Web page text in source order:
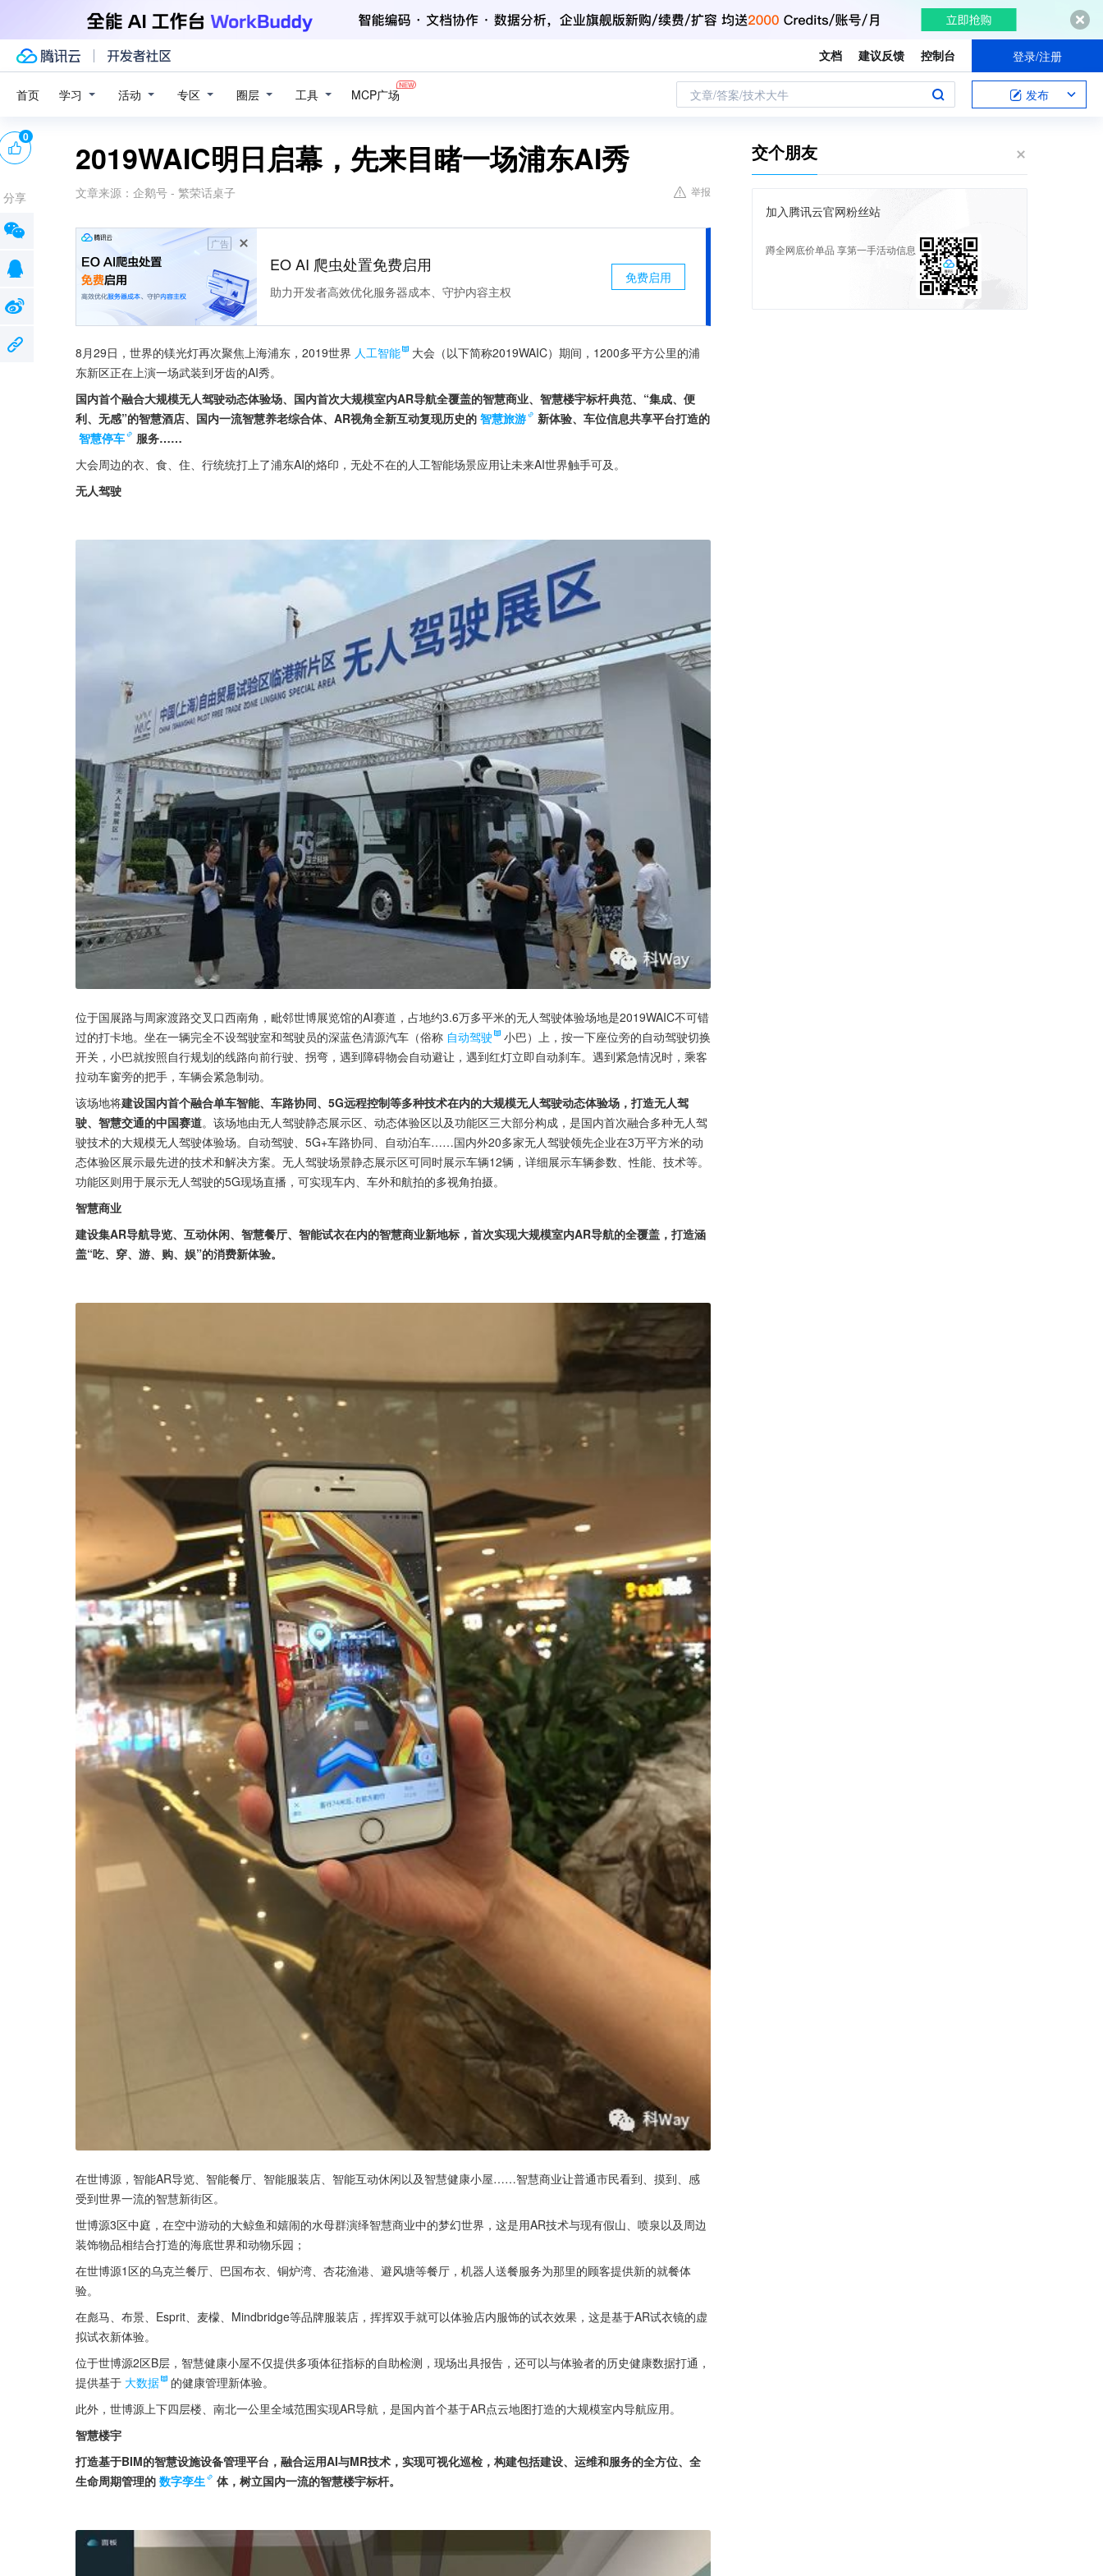
文档 建议反馈 控制台 登录/注册
首页 学习 活动 专区 圈层 工具 MCP广场 文章/答案/技术大牛 发布
2019WAIC明日启幕，先来目睹一场浦东AI秀
文章来源： 企鹅号 - 繁荣话桌子 举报
广告
EO AI 爬虫处置免费启用
助力开发者高效优化服务器成本、守护内容主权
免费启用
8月29日，世界的镁光灯再次聚焦上海浦东，2019世界 人工智能
大会（以下简称2019WAIC）期间，1200多平方公里的浦
东新区正在上演一场武装到牙齿的AI秀。
国内首个融合大规模无人驾驶动态体验场、国内首次大规模室内AR导航全覆盖的智慧商业、智慧楼宇标杆典范、“集成、便
利、无感”的智慧酒店、国内一流智慧养老综合体、AR视角全新互动复现历史的 智慧旅游
新体验、车位信息共享平台打造的
智慧停车
服务……
大会周边的衣、食、住、行统统打上了浦东AI的烙印，无处不在的人工智能场景应用让未来AI世界触手可及。
无人驾驶
位于国展路与周家渡路交叉口西南角，毗邻世博展览馆的AI赛道，占地约3.6万多平米的无人驾驶体验场地是2019WAIC不可错
过的打卡地。坐在一辆完全不设驾驶室和驾驶员的深蓝色清源汽车（俗称 自动驾驶
小巴）上，按一下座位旁的自动驾驶切换
开关，小巴就按照自行规划的线路向前行驶、拐弯，遇到障碍物会自动避让，遇到红灯立即自动刹车。遇到紧急情况时，乘客
拉动车窗旁的把手，车辆会紧急制动。
该场地将建设国内首个融合单车智能、车路协同、5G远程控制等多种技术在内的大规模无人驾驶动态体验场，打造无人驾
驶、智慧交通的中国赛道。该场地由无人驾驶静态展示区、动态体验区以及功能区三大部分构成，是国内首次融合多种无人驾
驶技术的大规模无人驾驶体验场。自动驾驶、5G+车路协同、自动泊车……国内外20多家无人驾驶领先企业在3万平方米的动
态体验区展示最先进的技术和解决方案。无人驾驶场景静态展示区可同时展示车辆12辆，详细展示车辆参数、性能、技术等。
功能区则用于展示无人驾驶的5G现场直播，可实现车内、车外和航拍的多视角拍摄。
智慧商业
建设集AR导航导览、互动休闲、智慧餐厅、智能试衣在内的智慧商业新地标，首次实现大规模室内AR导航的全覆盖，打造涵
盖“吃、穿、游、购、娱”的消费新体验。
在世博源，智能AR导览、智能餐厅、智能服装店、智能互动休闲以及智慧健康小屋……智慧商业让普通市民看到、摸到、感
受到世界一流的智慧新街区。
世博源3区中庭，在空中游动的大鲸鱼和嬉闹的水母群演绎智慧商业中的梦幻世界，这是用AR技术与现有假山、喷泉以及周边
装饰物品相结合打造的海底世界和动物乐园；
在世博源1区的乌克兰餐厅、巴国布衣、铜炉湾、杏花渔港、避风塘等餐厅，机器人送餐服务为那里的顾客提供新的就餐体
验。
在彪马、布景、Esprit、麦檬、Mindbridge等品牌服装店，挥挥双手就可以体验店内服饰的试衣效果，这是基于AR试衣镜的虚
拟试衣新体验。
位于世博源2区B层，智慧健康小屋不仅提供多项体征指标的自助检测，现场出具报告，还可以与体验者的历史健康数据打通，
提供基于 大数据
的健康管理新体验。
此外，世博源上下四层楼、南北一公里全域范围实现AR导航，是国内首个基于AR点云地图打造的大规模室内导航应用。
智慧楼宇
打造基于BIM的智慧设施设备管理平台，融合运用AI与MR技术，实现可视化巡检，构建包括建设、运维和服务的全方位、全
生命周期管理的 数字孪生 体，树立国内一流的智慧楼宇标杆。
0
分享
交个朋友
加入腾讯云官网粉丝站
蹲全网底价单品 享第一手活动信息